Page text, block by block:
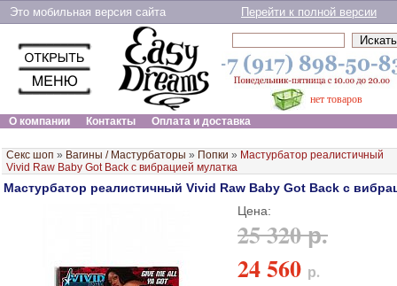
Это мобильная версия сайта Перейти к полной версии
нет товаров
О компании
Контакты Оплата и доставка
Секс шоп » Вагины / Мастурбаторы » Попки » Мастурбатор реалистичный
Vivid Raw Baby Got Back с вибрацией мулатка
Мастурбатор реалистичный Vivid Raw Baby Got Back с
Цена:
25 320 р.
24 560 р.